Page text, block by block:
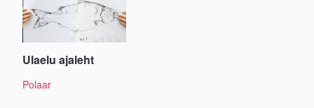
Ulaelu ajaleht
Polaar